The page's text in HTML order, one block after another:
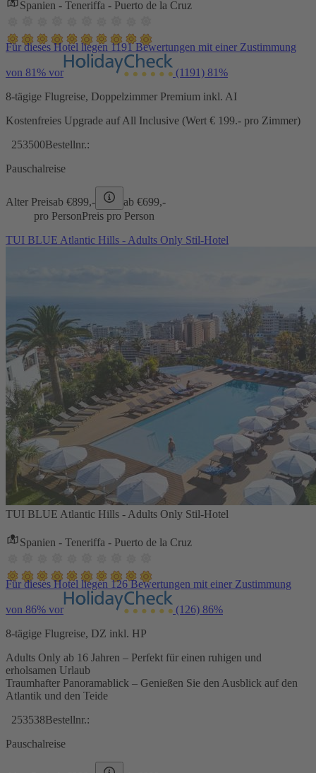
Spanien - Teneriffa - Puerto de la Cruz
Für dieses Hotel liegen 1191 Bewertungen mit einer Zustimmung
von 81% vor (1191) 81%
8-tägige Flugreise, Doppelzimmer Premium inkl. AI
Kostenfreies Upgrade auf All Inclusive (Wert € 199.- pro Zimmer)
253500Bestellnr.:
Pauschalreise
Alter Preisab €899,- ab €699,-
pro PersonPreis pro Person
TUI BLUE Atlantic Hills - Adults Only Stil-Hotel
TUI BLUE Atlantic Hills - Adults Only Stil-Hotel
Spanien - Teneriffa - Puerto de la Cruz
Für dieses Hotel liegen 126 Bewertungen mit einer Zustimmung
von 86% vor (126) 86%
8-tägige Flugreise, DZ inkl. HP
Adults Only ab 16 Jahren – Perfekt für einen ruhigen und
erholsamen Urlaub
Traumhafter Panoramablick – Genießen Sie den Ausblick auf den
Atlantik und den Teide
253538Bestellnr.:
Pauschalreise